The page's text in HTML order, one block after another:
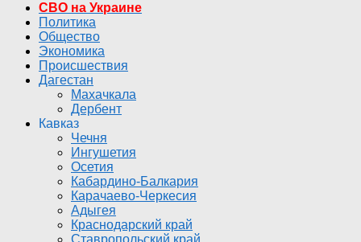
СВО на Украине
Политика
Общество
Экономика
Происшествия
Дагестан
Махачкала
Дербент
Кавказ
Чечня
Ингушетия
Осетия
Кабардино-Балкария
Карачаево-Черкесия
Адыгея
Краснодарский край
Ставропольский край